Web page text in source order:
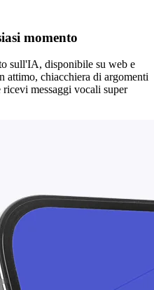
momento
sull'IA, disponibile su web e
chiacchiera di argomenti
messaggi vocali super